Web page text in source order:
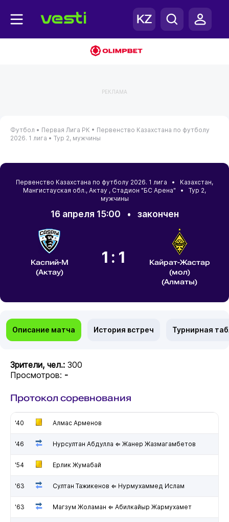
РЕКЛАМА
Футбол • Первая Лига РК • Первенство Казахстана по футболу
2026. 1 лига • Тур 2, мужчины
Первенство Казахстана по футболу 2026. 1 лига • Казахстан,
Мангистауская обл., Актау , Стадион "БС Арена" • Тур 2,
мужчины
16 апреля 15:00 • закончен
Каспий-М
(Актау)
1:1
Кайрат-Жастар
(мол)
(Алматы)
Описание матча История встреч Турнирная
Зрители, чел.: 300
Просмотров: -
Протокол соревнования
'40 Алмас Арменов
'46 Нурсултан Абдулла ⇐ Жанер Жазмагамбетов
'54 Ерлик Жумабай
'63 Султан Тажикенов ⇐ Нурмухаммед Ислам
'63 Магзум Жоламан ⇐ Абилкайыр Жармухамет